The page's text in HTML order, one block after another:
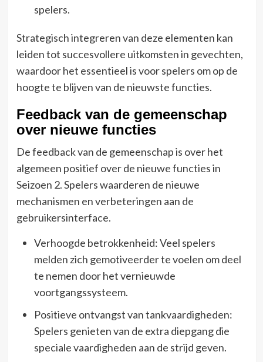
spelers.
Strategisch integreren van deze elementen kan
leiden tot succesvollere uitkomsten in gevechten,
waardoor het essentieel is voor spelers om op de
hoogte te blijven van de nieuwste functies.
Feedback van de gemeenschap
over nieuwe functies
De feedback van de gemeenschap is over het
algemeen positief over de nieuwe functies in
Seizoen 2. Spelers waarderen de nieuwe
mechanismen en verbeteringen aan de
gebruikersinterface.
Verhoogde betrokkenheid: Veel spelers
melden zich gemotiveerder te voelen om deel
te nemen door het vernieuwde
voortgangssysteem.
Positieve ontvangst van tankvaardigheden:
Spelers genieten van de extra diepgang die
speciale vaardigheden aan de strijd geven.